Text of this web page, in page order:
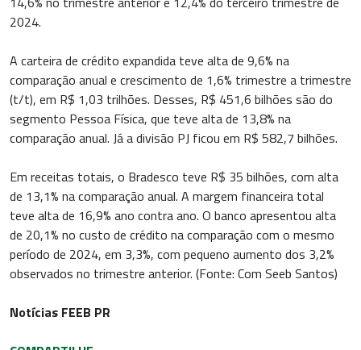
2024.
A carteira de crédito expandida teve alta de 9,6% na
comparação anual e crescimento de 1,6% trimestre a trimestre
(t/t), em R$ 1,03 trilhões. Desses, R$ 451,6 bilhões são do
segmento Pessoa Física, que teve alta de 13,8% na
comparação anual. Já a divisão PJ ficou em R$ 582,7 bilhões.
Em receitas totais, o Bradesco teve R$ 35 bilhões, com alta
de 13,1% na comparação anual. A margem financeira total
teve alta de 16,9% ano contra ano. O banco apresentou alta
de 20,1% no custo de crédito na comparação com o mesmo
período de 2024, em 3,3%, com pequeno aumento dos 3,2%
observados no trimestre anterior. (Fonte: Com Seeb Santos)
Notícias FEEB PR